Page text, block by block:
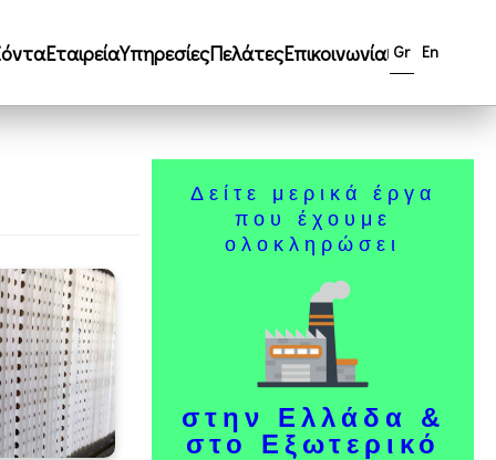
ΕταιρείαΥπηρεσίεςΠελάτεςΕπικοινωνία| Gr En
Δείτε μερικά έργα
που έχουμε
ολοκληρώσει
στην Ελλάδα &
στο Εξωτερικό